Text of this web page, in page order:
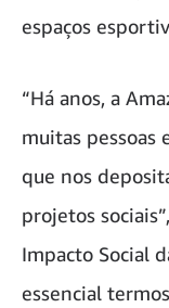
espaços
“Há anos, a
muitas pessoas
que nos
projetos
Impacto Social
essencial